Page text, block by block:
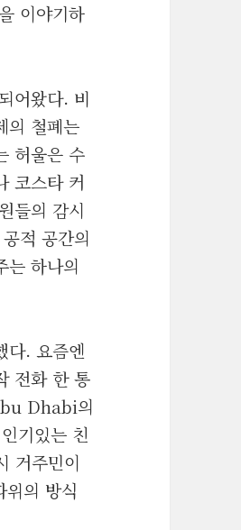
이야기하
어왔다. 비
의 철폐는
허울은 수
코스타 커
들의 감시
적 공간의
는 하나의
다. 요즘엔
전화 한 통
Dhabi의
기있는 친
거주민이
위의 방식